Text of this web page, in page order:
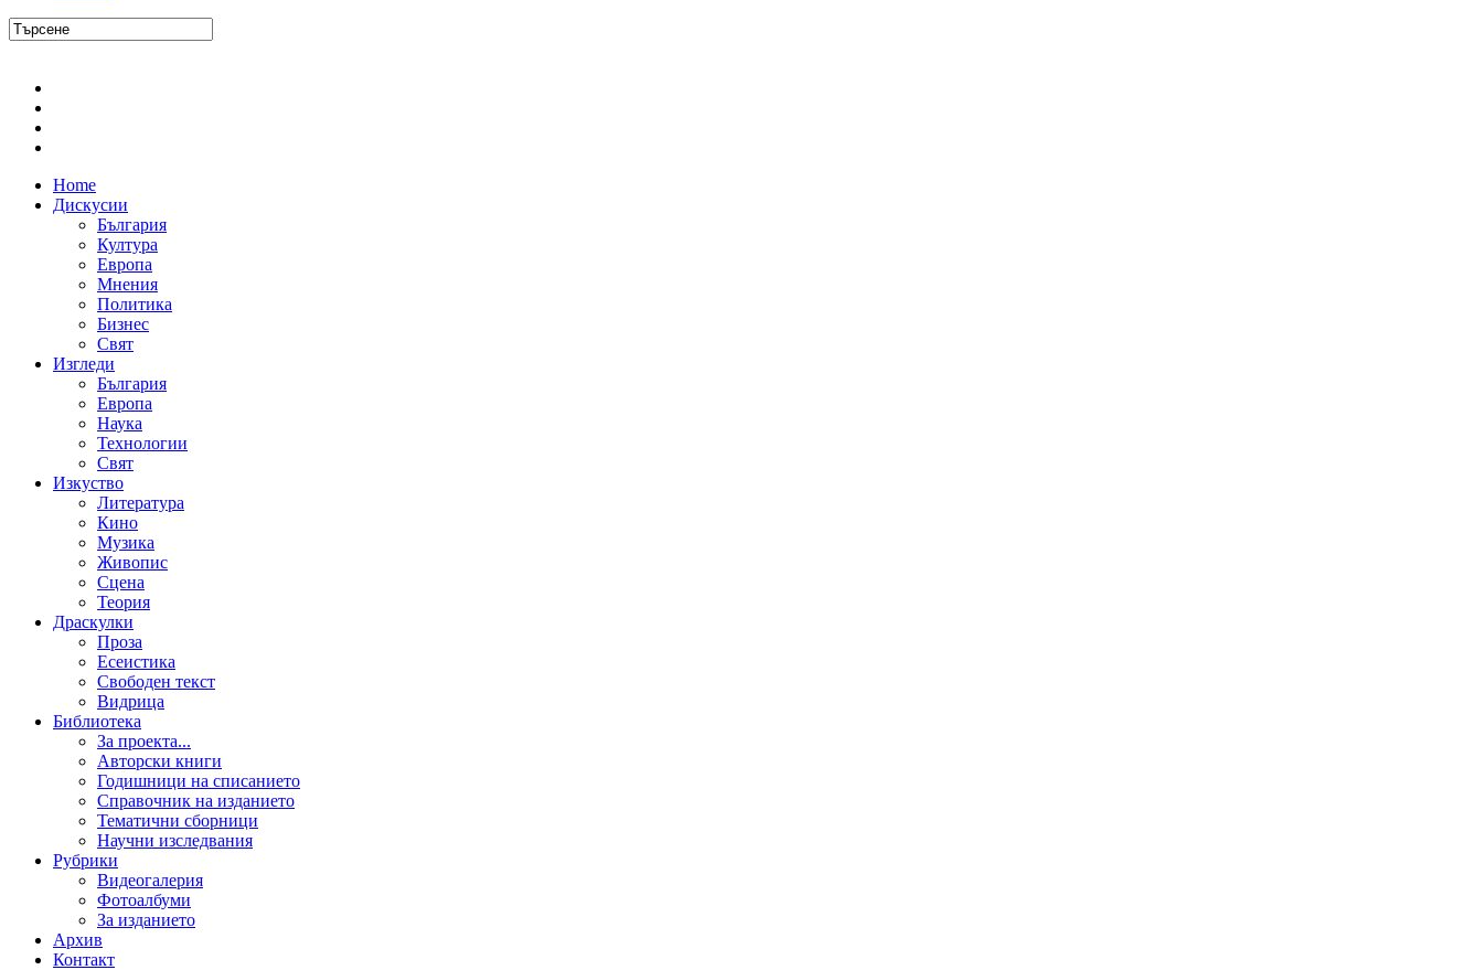
Home
Дискусии
България
Култура
Европа
Мнения
Политика
Бизнес
Свят
Изгледи
България
Европа
Наука
Технологии
Свят
Изкуство
Литература
Кино
Музика
Живопис
Сцена
Теория
Драскулки
Проза
Есеистика
Свободен текст
Видрица
Библиотека
За проекта...
Авторски книги
Годишници на списанието
Справочник на изданието
Тематични сборници
Научни изследвания
Рубрики
Видеогалерия
Фотоалбуми
За изданието
Архив
Контакт